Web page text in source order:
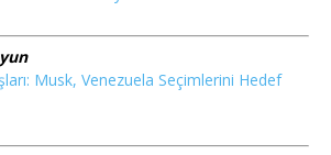
Musk, Venezuela Seçimlerini Hedef